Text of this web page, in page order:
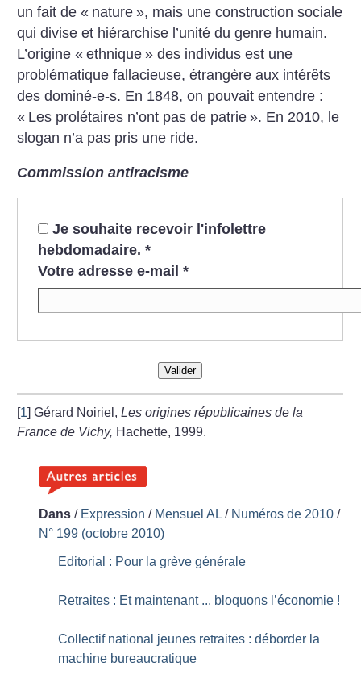
un fait de « nature », mais une construction sociale
qui divise et hiérarchise l’unité du genre humain.
L’origine « ethnique » des individus est une
problématique fallacieuse, étrangère aux intérêts
des dominé-e-s. En 1848, on pouvait entendre :
« Les prolétaires n’ont pas de patrie ». En 2010, le
slogan n’a pas pris une ride.
Commission antiracisme
Je souhaite recevoir l'infolettre
hebdomadaire. *
Votre adresse e-mail *
Valider
[1]Gérard Noiriel,Les origines républicaines de la
France de Vichy, Hachette, 1999.
Dans / Expression / Mensuel AL / Numéros de 2010 /
N° 199 (octobre 2010)
Editorial : Pour la grève générale
Retraites : Et maintenant ... bloquons l’économie !
Collectif national jeunes retraites : déborder la
machine bureaucratique